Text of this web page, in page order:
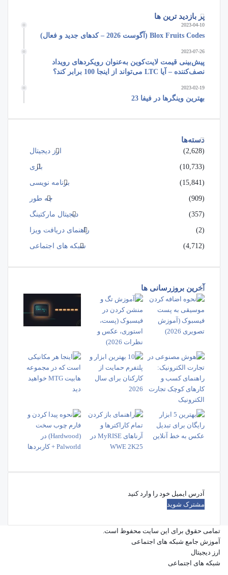
پر بازدید ترین ها
2023-04-10
Blox Fruits Codes (آگوست 2026 – کدهای جدید و فعال)
2023-07-26
پیش‌بینی قیمت لایت‌کوین به‌عنوان رویکردهای رویداد
نصف‌کننده – آیا LTC می‌تواند از اینجا 100 برابر کند؟
2023-02-19
بهترین وینگرها در فیفا 23
دسته‌ها
ارز دیجیتال (2,628)
بازی (10,733)
برنامه نویسی (15,841)
چه طور (909)
دیجیتال مارکتینگ (357)
راهنمای دریافت ویزا (2)
شبکه های اجتماعی (4,712)
آخرین بروزرسانی ها
آدرس
ایمیل
را
وارد
کنید
تمامی حقوق برای این سایت محفوظ است.
آموزش جامع شبکه های اجتماعی
ارز دیجیتال
شبکه های اجتماعی